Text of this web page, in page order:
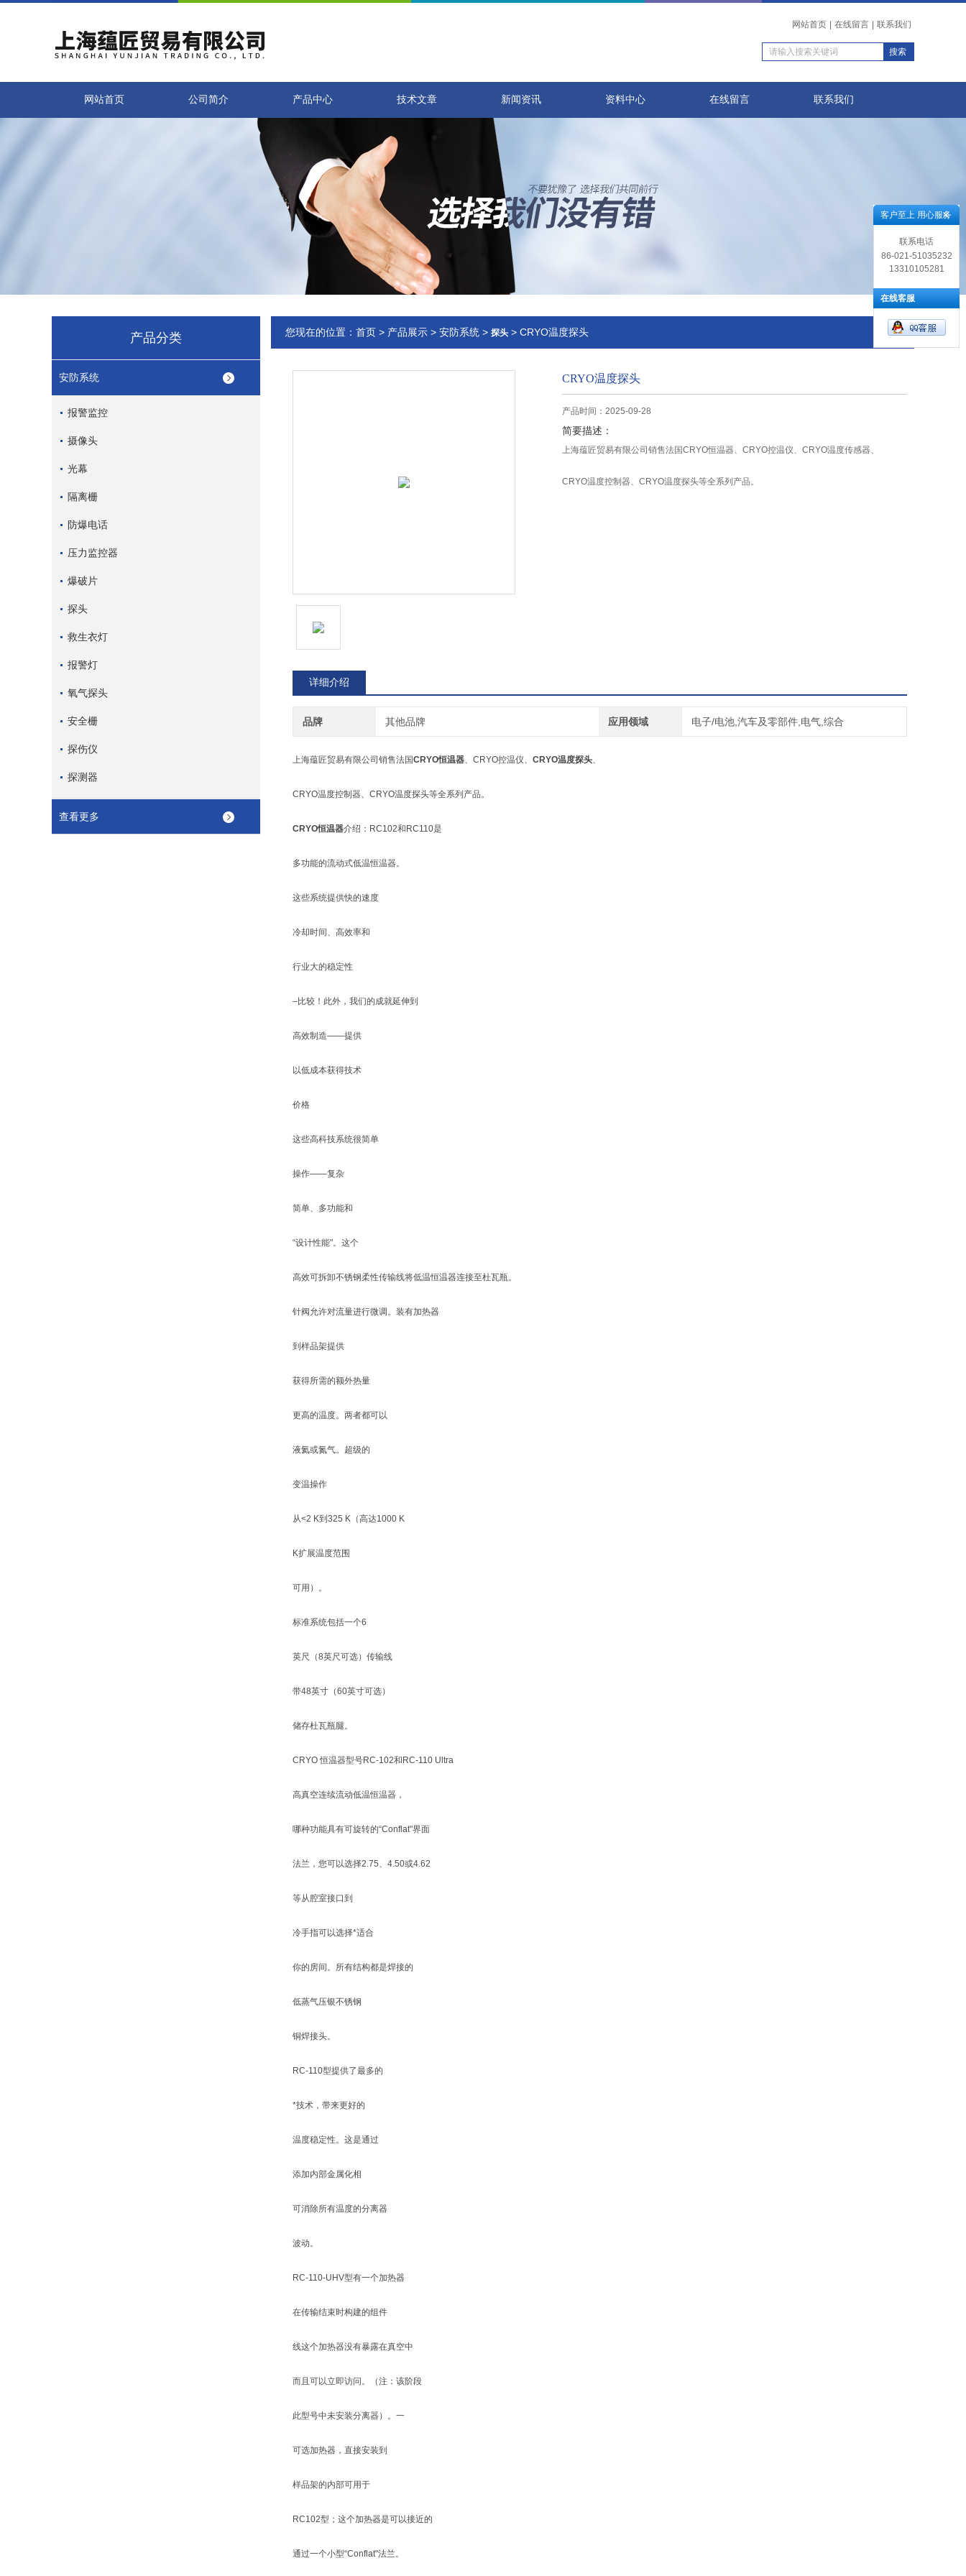
网站首页 在线留言 联系我们
网站首页 公司简介 产品中心 技术文章 新闻资讯 资料中心 在线留言 联系我们
产品分类
安防系统
报警监控
摄像头
光幕
隔离栅
防爆电话
压力监控器
爆破片
探头
救生衣灯
报警灯
氧气探头
安全栅
探伤仪
探测器
查看更多
您现在的位置： 首页 > 产品展示 > 安防系统 > 探头 > CRYO温度探头
CRYO温度探头
产品时间：2025-09-28
简要描述：
上海蕴匠贸易有限公司销售法国CRYO恒温器、CRYO控温仪、CRYO温度传感器、
CRYO温度控制器、CRYO温度探头等全系列产品。
详细介绍
品牌 其他品牌 应用领域 电子/电池,汽车及零部件,电气,综合
上海蕴匠贸易有限公司销售法国CRYO恒温器、CRYO控温仪、 CRYO温度探头、
CRYO温度控制器、CRYO温度探头等全系列产品。
CRYO恒温器介绍：RC102和RC110是
多功能的流动式低温恒温器。
这些系统提供快的速度
冷却时间、高效率和
行业大的稳定性
–比较！此外，我们的成就延伸到
高效制造——提供
以低成本获得技术
价格
这些高科技系统很简单
操作——复杂
简单、多功能和
“设计性能"。这个
高效可拆卸不锈钢柔性传输线将低温恒温器连接至杜瓦瓶。
针阀允许对流量进行微调。装有加热器
到样品架提供
获得所需的额外热量
更高的温度。两者都可以
液氦或氮气。超级的
变温操作
从<2 K到325 K（高达1000 K
K扩展温度范围
可用）。
标准系统包括一个6
英尺（8英尺可选）传输线
带48英寸（60英寸可选）
储存杜瓦瓶腿。
CRYO 恒温器型号RC-102和RC-110 Ultra
高真空连续流动低温恒温器，
哪种功能具有可旋转的“Conflat"界面
法兰，您可以选择2.75、4.50或4.62
等从腔室接口到
冷手指可以选择*适合
你的房间。所有结构都是焊接的
低蒸气压银不锈钢
铜焊接头。
RC-110型提供了最多的
*技术，带来更好的
温度稳定性。这是通过
添加内部金属化相
可消除所有温度的分离器
波动。
RC-110-UHV型有一个加热器
在传输结束时构建的组件
线这个加热器没有暴露在真空中
而且可以立即访问。（注：该阶段
此型号中未安装分离器）。一
可选加热器，直接安装到
样品架的内部可用于
RC102型；这个加热器是可以接近的
通过一个小型“Conflat"法兰。
客户至上 用心服务
联系电话
86-021-51035232
13310105281
在线客服